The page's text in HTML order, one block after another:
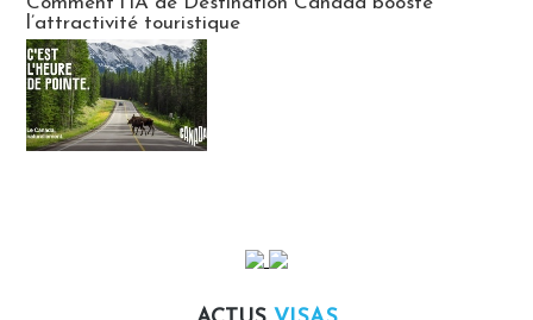
l’attractivité touristique